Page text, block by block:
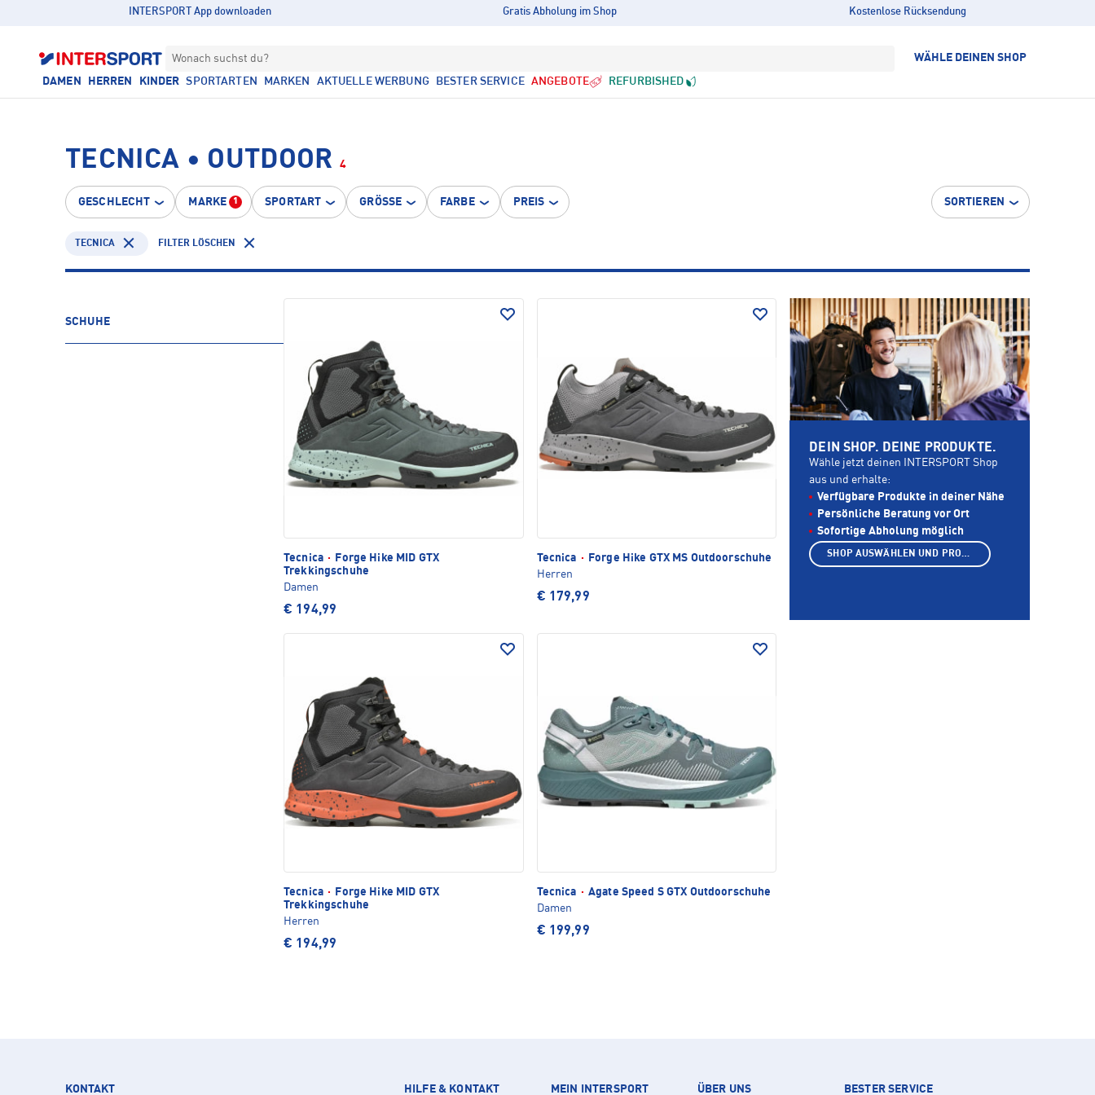
INTERSPORT App downloaden Gratis Abholung im Shop Kostenlose Rücksendung
Wonach suchst du? WÄHLE DEINEN SHOP
DAMEN HERREN KINDER SPORTARTEN MARKEN AKTUELLE WERBUNG BESTER SERVICE ANGEBOTE REFURBISHED
TECNICA • OUTDOOR 4
GESCHLECHT MARKE 1 SPORTART GRÖSSE FARBE PREIS SORTIEREN
TECNICA FILTER LÖSCHEN
SCHUHE
Tecnica ·
Forge Hike MID GTX
Trekkingschuhe
Damen
€ 194,99
Tecnica ·
Forge Hike GTX MS Outdoorschuhe
Herren
€ 179,99
Tecnica ·
Forge Hike MID GTX
Trekkingschuhe
Herren
€ 194,99
Tecnica · Agate Speed S GTX Outdoorschuhe
Damen
€ 199,99
DEIN SHOP. DEINE PRODUKTE.
Wähle jetzt deinen INTERSPORT Shop
aus und erhalte:
Verfügbare Produkte in deiner Nähe
Persönliche Beratung vor Ort
Sofortige Abholung möglich
SHOP AUSWÄHLEN UND PRODUKTE ANZEIGEN
KONTAKT HILFE & KONTAKT MEIN INTERSPORT ÜBER UNS BESTER SERVICE